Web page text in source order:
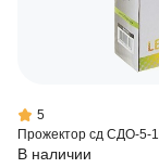
5
Прожектор сд СДО-5-
В наличии